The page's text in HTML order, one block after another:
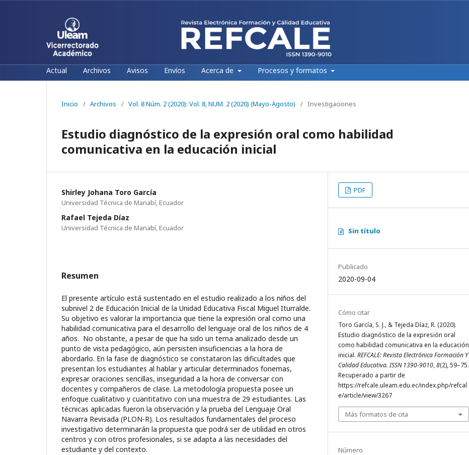
Actual Archivos Avisos Envíos Acerca de Procesos y formatos
Inicio / Archivos / Vol. 8 Núm. 2 (2020): Vol. 8, NUM. 2 (2020) (Mayo-Agosto) / Investigaciones
Estudio diagnóstico de la expresión oral como habilidad
comunicativa en la educación inicial
Shirley Johana Toro García
Universidad Técnica de Manabí, Ecuador
Rafael Tejeda Díaz
Universidad Técnica de Manabí, Ecuador
Resumen
El presente artículo está sustentado en el estudio realizado a los niños del
subnivel 2 de Educación Inicial de la Unidad Educativa Fiscal Miguel Iturralde.
Su objetivo es valorar la importancia que tiene la expresión oral como una
habilidad comunicativa para el desarrollo del lenguaje oral de los niños de 4
años. No obstante, a pesar de que ha sido un tema analizado desde un
punto de vista pedagógico, aún persisten insuficiencias a la hora de
abordarlo. En la fase de diagnóstico se constataron las dificultades que
presentan los estudiantes al hablar y articular determinados fonemas,
expresar oraciones sencillas, inseguridad a la hora de conversar con
docentes y compañeros de clase. La metodología propuesta posee un
enfoque cualitativo y cuantitativo con una muestra de 29 estudiantes. Las
técnicas aplicadas fueron la observación y la prueba del Lenguaje Oral
Navarra Revisada (PLON-R). Los resultados fundamentales del proceso
investigativo determinarán la propuesta que podrá ser de utilidad en otros
centros y con otros profesionales, si se adapta a las necesidades del
estudiante y del contexto.
PDF
Sin título
Publicado
2020-09-04
Cómo citar
Toro García, S. J., & Tejeda Díaz, R. (2020).
Estudio diagnóstico de la expresión oral
como habilidad comunicativa en la educación
inicial. REFCALE: Revista Electrónica Formación Y
Calidad Educativa. ISSN 1390-9010,8(2), 59–75.
Recuperado a partir de
https://refcale.uleam.edu.ec/index.php/refcal
e/article/view/3267
Más formatos de cita
Número